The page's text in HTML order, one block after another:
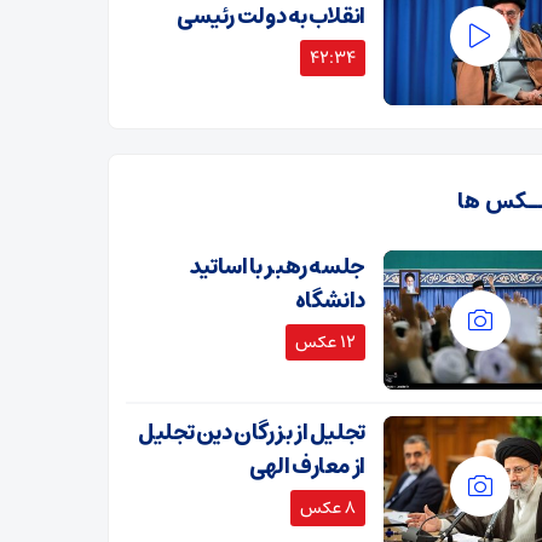
انقلاب به دولت رئیسی
42:34
ها
جلسه رهبر با اساتید
دانشگاه
12 عکس
تجلیل از بزرگان دین تجلیل
از معارف الهی
8 عکس